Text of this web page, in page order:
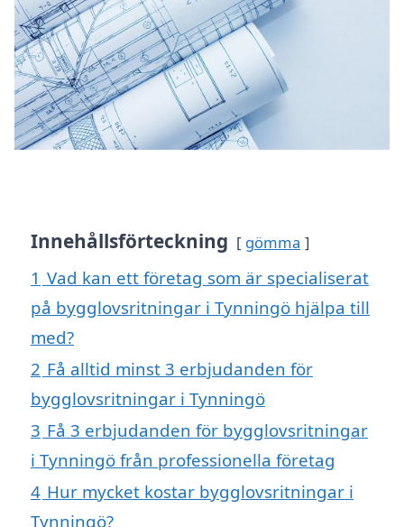
Innehållsförteckning gömma
1 Vad kan ett företag som är specialiserat
på bygglovsritningar i Tynningö hjälpa till
med?
2 Få alltid minst 3 erbjudanden för
bygglovsritningar i Tynningö
3 Få 3 erbjudanden för bygglovsritningar
i Tynningö från professionella företag
4 Hur mycket kostar bygglovsritningar i
Tynningö?